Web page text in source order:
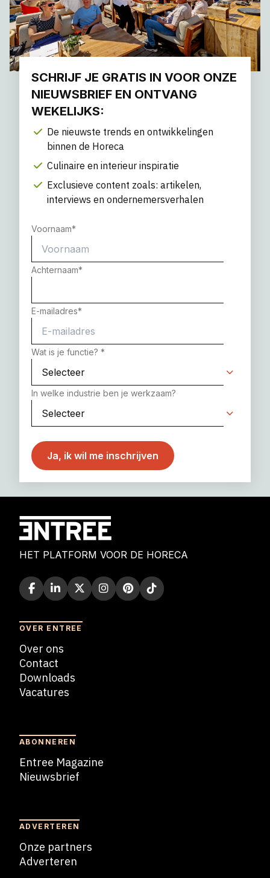
SCHRIJF JE GRATIS IN VOOR ONZE
NIEUWSBRIEF EN ONTVANG
WEKELIJKS:
De nieuwste trends en ontwikkelingen
binnen de Horeca
Culinaire en interieur inspiratie
Exclusieve content zoals: artikelen,
interviews en ondernemersverhalen
Voornaam*
Achternaam*
E-mailadres*
Wat is je functie? *
In welke industrie ben je werkzaam?
HET PLATFORM VOOR DE HORECA
OVER ENTREE
Over ons
Contact
Downloads
Vacatures
ABONNEREN
Entree Magazine
Nieuwsbrief
ADVERTEREN
Onze partners
Adverteren